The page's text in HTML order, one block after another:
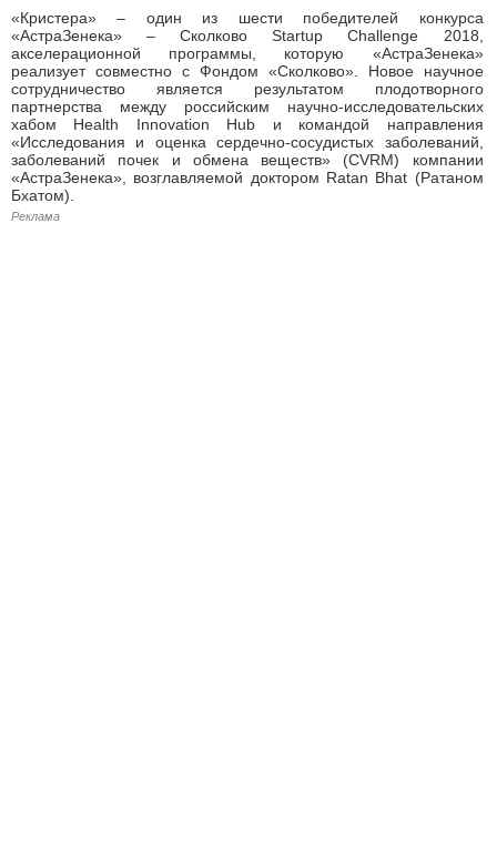
«Кристера» ‒ один из шести победителей конкурса
«АстраЗенека» – Сколково Startup Challenge 2018,
акселерационной программы, которую «АстраЗенека»
реализует совместно с Фондом «Сколково». Новое научное
сотрудничество является результатом плодотворного
партнерства между российским научно-исследовательских
хабом Health Innovation Hub и командой направления
«Исследования и оценка сердечно-сосудистых заболеваний,
заболеваний почек и обмена веществ» (CVRM) компании
«АстраЗенека», возглавляемой доктором Ratan Bhat (Ратаном
Бхатом).
Реклама